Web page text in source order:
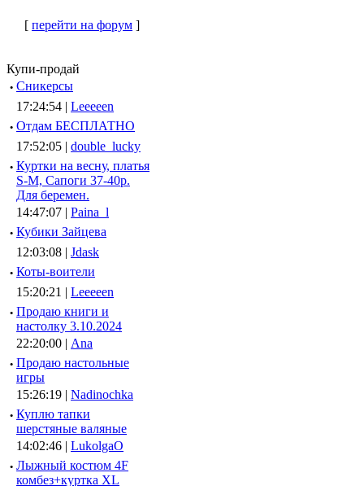
[ перейти на форум ]
Купи-продай
· Сникерсы
17:24:54 | Leeeeen
· Отдам БЕСПЛАТНО
17:52:05 | double_lucky
· Куртки на весну, платья
S-M, Сапоги 37-40р.
Для беремен.
14:47:07 | Paina_l
· Кубики Зайцева
12:03:08 | Jdask
· Коты-воители
15:20:21 | Leeeeen
· Продаю книги и
настолку 3.10.2024
22:20:00 | Ana
· Продаю настольные
игры
15:26:19 | Nadinochka
· Куплю тапки
шерстяные валяные
14:02:46 | LukolgaO
· Лыжный костюм 4F
комбез+куртка XL